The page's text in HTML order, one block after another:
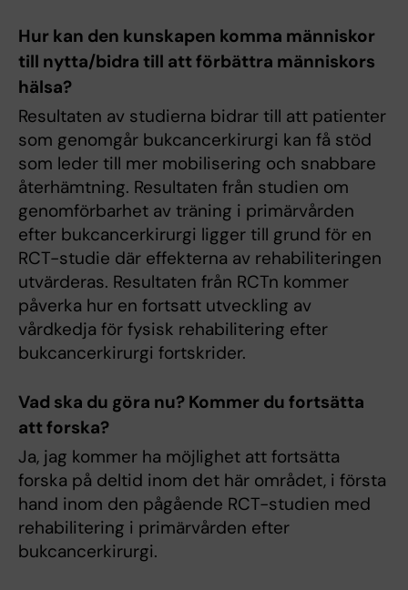
Hur kan den kunskapen komma människor
till nytta/bidra till att förbättra människors
hälsa?
Resultaten av studierna bidrar till att patienter
som genomgår bukcancerkirurgi kan få stöd
som leder till mer mobilisering och snabbare
återhämtning. Resultaten från studien om
genomförbarhet av träning i primärvården
efter bukcancerkirurgi ligger till grund för en
RCT-studie där effekterna av rehabiliteringen
utvärderas. Resultaten från RCTn kommer
påverka hur en fortsatt utveckling av
vårdkedja för fysisk rehabilitering efter
bukcancerkirurgi fortskrider.
Vad ska du göra nu? Kommer du fortsätta
att forska?
Ja, jag kommer ha möjlighet att fortsätta
forska på deltid inom det här området, i första
hand inom den pågående RCT-studien med
rehabilitering i primärvården efter
bukcancerkirurgi.